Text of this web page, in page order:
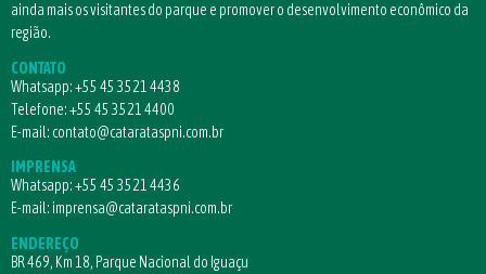
ainda mais os visitantes do parque e promover o desenvolvimento econômico da
região.
CONTATO
Whatsapp:+55 45 3521 4438
Telefone:+55 45 3521 4400
E-mail: contato@catarataspni.com.br
IMPRENSA
Whatsapp:+55 45 3521 4436
E-mail: imprensa@catarataspni.com.br
ENDEREÇO
BR 469, Km 18, Parque Nacional do Iguaçu